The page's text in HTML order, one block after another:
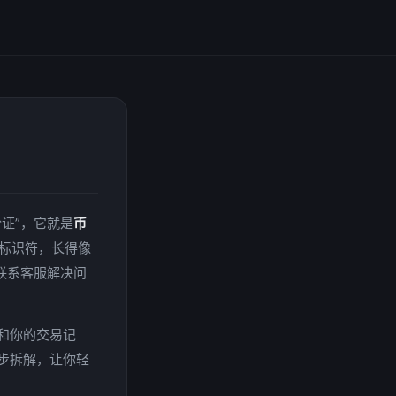
”，它就是币
识符，长得像
系客服解决问
你的交易记
拆解，让你轻